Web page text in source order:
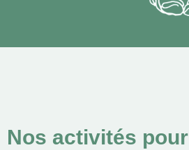
Nos activités pour